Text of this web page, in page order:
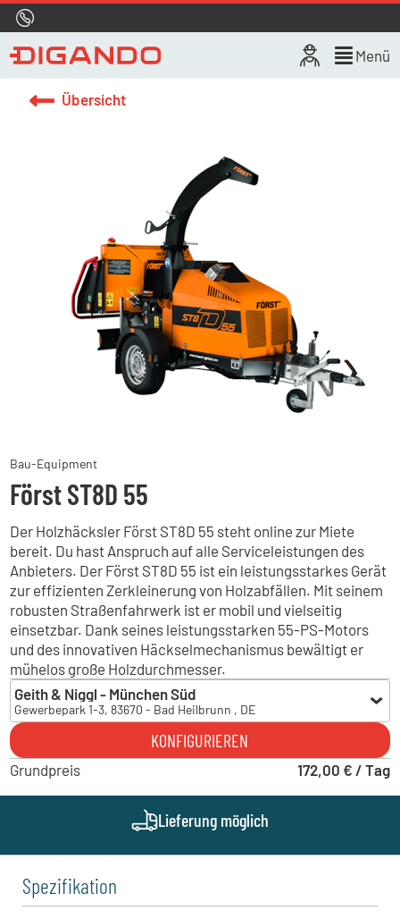
Menü
Übersicht
Bau-Equipment
Först ST8D 55
Der Holzhäcksler Först ST8D 55 steht online zur Miete
bereit. Du hast Anspruch auf alle Serviceleistungen des
Anbieters. Der Först ST8D 55 ist ein leistungsstarkes Gerät
zur effizienten Zerkleinerung von Holzabfällen. Mit seinem
robusten Straßenfahrwerk ist er mobil und vielseitig
einsetzbar. Dank seines leistungsstarken 55-PS-Motors
und des innovativen Häckselmechanismus bewältigt er
mühelos große Holzdurchmesser.
Geith & Niggl - München Süd
Gewerbepark 1-3, 83670 - Bad Heilbrunn , DE
Geith & Niggl - München Süd
Gewerbepark 1-3, 83670 - Bad Heilbrunn , DE
Geith & Niggl - München Ost
Geith & Niggl - München West
Münchner Straße 1, 85232 - Bergkirchen , DE
KONFIGURIEREN
Grundpreis 172,00 € / Tag
Lieferung möglich
Spezifikation